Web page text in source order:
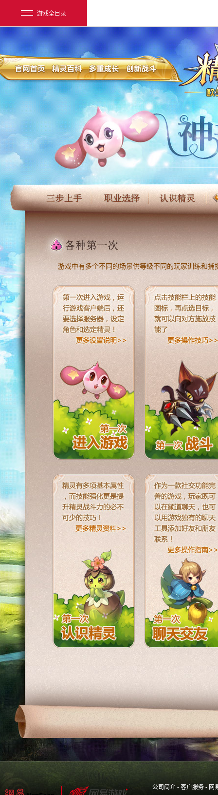
游戏全目录
网易游戏
游戏爱好者
我的足迹： 精灵传说
游戏中有多个不同的场景供等级不同的玩家训练和捕
公司简介 - 客户服务 - 网